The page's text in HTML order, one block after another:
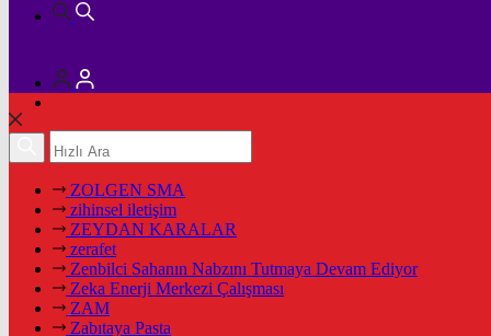
ZOLGEN SMA
zihinsel iletişim
ZEYDAN KARALAR
zerafet
Zenbilci Sahanın Nabzını Tutmaya Devam Ediyor
Zeka Enerji Merkezi Çalışması
ZAM
Zabıtaya Pasta